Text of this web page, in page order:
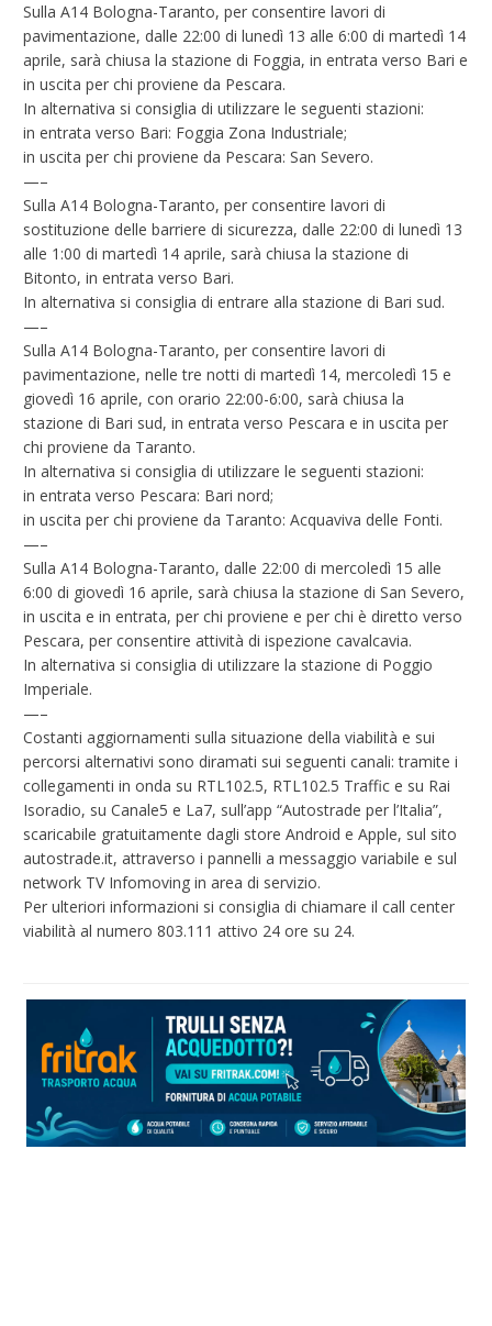
Sulla A14 Bologna-Taranto, per consentire lavori di
pavimentazione, dalle 22:00 di lunedì 13 alle 6:00 di martedì 14
aprile, sarà chiusa la stazione di Foggia, in entrata verso Bari e
in uscita per chi proviene da Pescara.
In alternativa si consiglia di utilizzare le seguenti stazioni:
in entrata verso Bari: Foggia Zona Industriale;
in uscita per chi proviene da Pescara: San Severo.
—–
Sulla A14 Bologna-Taranto, per consentire lavori di
sostituzione delle barriere di sicurezza, dalle 22:00 di lunedì 13
alle 1:00 di martedì 14 aprile, sarà chiusa la stazione di
Bitonto, in entrata verso Bari.
In alternativa si consiglia di entrare alla stazione di Bari sud.
—–
Sulla A14 Bologna-Taranto, per consentire lavori di
pavimentazione, nelle tre notti di martedì 14, mercoledì 15 e
giovedì 16 aprile, con orario 22:00-6:00, sarà chiusa la
stazione di Bari sud, in entrata verso Pescara e in uscita per
chi proviene da Taranto.
In alternativa si consiglia di utilizzare le seguenti stazioni:
in entrata verso Pescara: Bari nord;
in uscita per chi proviene da Taranto: Acquaviva delle Fonti.
—–
Sulla A14 Bologna-Taranto, dalle 22:00 di mercoledì 15 alle
6:00 di giovedì 16 aprile, sarà chiusa la stazione di San Severo,
in uscita e in entrata, per chi proviene e per chi è diretto verso
Pescara, per consentire attività di ispezione cavalcavia.
In alternativa si consiglia di utilizzare la stazione di Poggio
Imperiale.
—–
Costanti aggiornamenti sulla situazione della viabilità e sui
percorsi alternativi sono diramati sui seguenti canali: tramite i
collegamenti in onda su RTL102.5, RTL102.5 Traffic e su Rai
Isoradio, su Canale5 e La7, sull’app “Autostrade per l’Italia”,
scaricabile gratuitamente dagli store Android e Apple, sul sito
autostrade.it, attraverso i pannelli a messaggio variabile e sul
network TV Infomoving in area di servizio.
Per ulteriori informazioni si consiglia di chiamare il call center
viabilità al numero 803.111 attivo 24 ore su 24.